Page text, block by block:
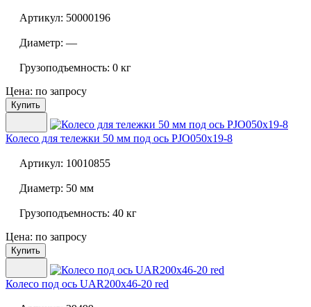
Артикул: 50000196
Диаметр: —
Грузоподъемность: 0 кг
Цена: по запросу
Купить
Колесо для тележки 50 мм под ось PJO050x19-8
Артикул: 10010855
Диаметр: 50 мм
Грузоподъемность: 40 кг
Цена: по запросу
Купить
Колесо под ось UAR200x46-20 red